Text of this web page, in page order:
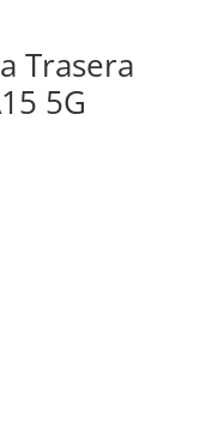
Trasera
5G